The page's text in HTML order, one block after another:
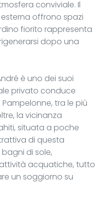
conviviale. Il
offrono spazi
fiorito rappresenta
dopo una
è uno dei suoi
privato conduce
tra le più
la vicinanza
situata a poche
di questa
di sole,
acquatiche, tutto
un soggiorno su